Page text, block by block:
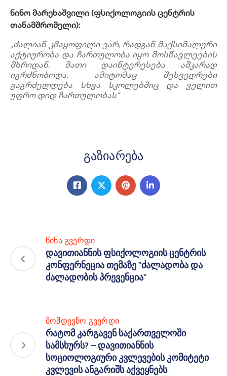
ნინო მარეხაშვილი (ფსიქოლოგიის ცენტრის
თანამშრომელი):
„ძალიან კმაყოფილი ვარ, რადგან მაქსიმალური
აქტიურობა და ჩართულობა იყო მოსწავლეების
მხრიდან. მათი დაინტერესება აშკარად
იგრძნობოდა. ამიტომაც შეხვედრები
გაგრძელდება სხვა სკოლებშიც და ველით
უფრო დიდ ჩართულობას“
Გაზიარება
წინა გვერდი
დავითიანნის ფსიქოლოგიის ცენტრის
კონფერნეცია თემაზე "ძალადობა და
ძალადობის პრევენცია"
მომდევნო გვერდი
რატომ კარგავენ საქართველოში
სამსხურს? – დავითიანნის
სოციოლოგიური კვლევების კომიტეტი
კვლევის ანგარიშს აქვეყნებს